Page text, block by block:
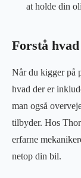
at holde din
Forstå
Når du kigger på
hvad der er
man også
tilbyder. Hos
erfarne
netop din bil.